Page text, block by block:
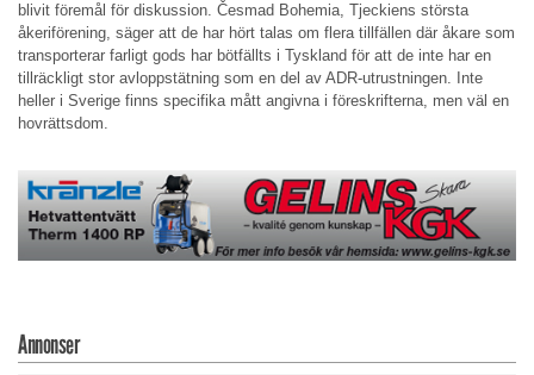
blivit föremål för diskussion. Česmad Bohemia, Tjeckiens största
åkeriförening, säger att de har hört talas om flera tillfällen där åkare som
transporterar farligt gods har bötfällts i Tyskland för att de inte har en
tillräckligt stor avloppstätning som en del av ADR-utrustningen. Inte
heller i Sverige finns specifika mått angivna i föreskrifterna, men väl en
hovrättsdom.
Annonser